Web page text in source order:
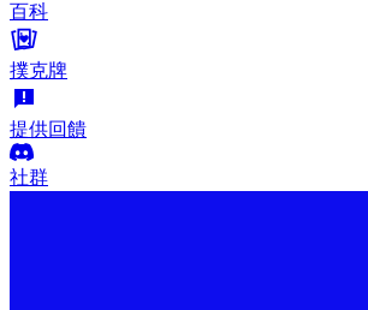
百科
撲克牌
提供回饋
社群